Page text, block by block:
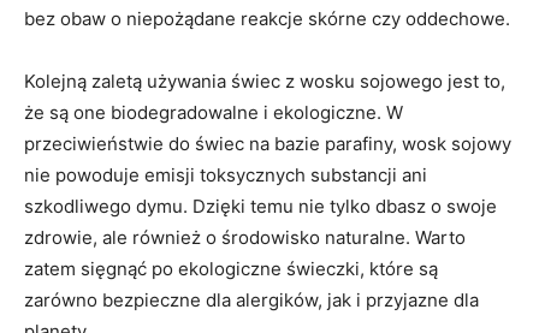
bez ⁢obaw o niepożądane reakcje ​skórne‌ czy oddechowe.
Kolejną zaletą używania świec z wosku sojowego jest ‍to,
że są one ⁣biodegradowalne i‍ ekologiczne. W
przeciwieństwie do świec na bazie parafiny, wosk ​sojowy
nie powoduje emisji toksycznych ⁣substancji ani
szkodliwego dymu. Dzięki temu nie ⁣tylko dbasz o swoje
zdrowie, ale również o środowisko naturalne. Warto
zatem sięgnąć po ekologiczne‍ świeczki, które ⁣są
zarówno bezpieczne ‍dla alergików,‍ jak i⁢ przyjazne dla